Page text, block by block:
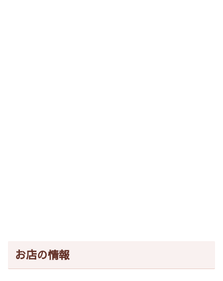
お店の情報